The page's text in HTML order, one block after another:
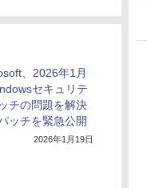
、2026年1月
セキュリテ
チの問題を解決
ッチを緊急公開
2026年1月19日